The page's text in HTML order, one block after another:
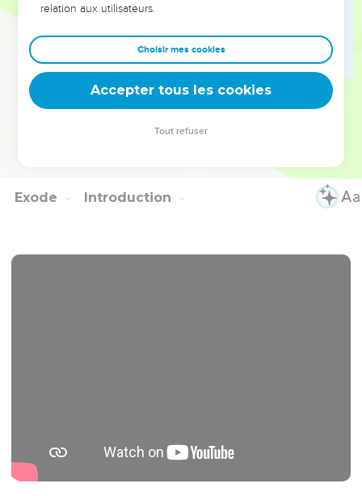
Dans cette conférence, leaders, entrepreneurs, et responsables
clés pour avancer avec plus de sagesse afin que leurs erreurs
deviennent vos tremplins. Que vous guidiez un ministère, une
équipe, un groupe ou une famille, leur expérience est faite
Exode Introduction
relation aux utilisateurs.
Choisir mes cookies
Accepter tous les cookies
Tout refuser